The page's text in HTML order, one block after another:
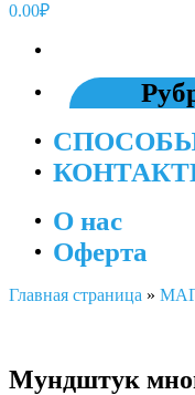
0.00₽
О нас
Оферта
Главная страница »
Мундштук